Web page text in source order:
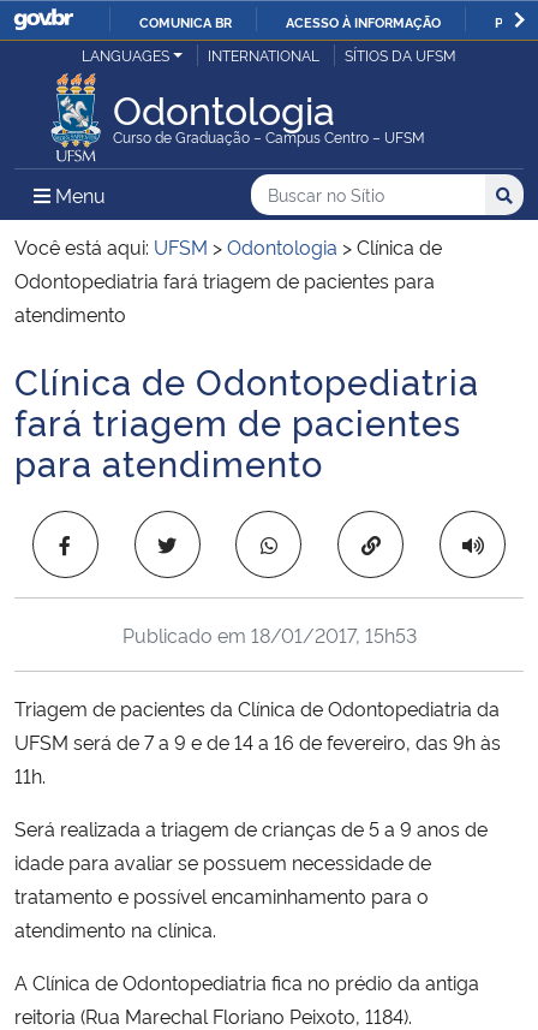
IR
O
COMUNICA BR ACESSO À INFORMAÇÃO
Ministério da Justiça e Segurança Pública
Ministério da Defesa
Ministério das Relações Exteriores
Ministério da Economia
Ministério da Infraestrutura
Ministério da Agricultura, Pecuária e Abastecimento
Ministério da Cidadania
Ministério da Ciência, Tecnologia, Inovações e Comunicações
Ministério do Turismo
Ministério do Desenvolvimento Regional
LANGUAGES INTERNATIONAL SÍTIOS DA UFSM
Odontologia
Curso de Graduação – Campus Centro – UFSM
Menu Menu Principal do Sítio
Busca
Buscar no no Sítio
Busca:
Você está aqui: UFSM >Odontologia >Clínica de
Odontopediatria fará triagem de pacientes para
atendimento
Início do conteúdo
Clínica de Odontopediatria
fará triagem de pacientes
para atendimento
Copiar para área
Publicado em 18/01/2017, 15h53
Triagem de pacientes da Clínica de Odontopediatria da
UFSM será de 7 a 9 e de 14 a 16 de fevereiro, das 9h às
11h.
Será realizada a triagem de crianças de 5 a 9 anos de
idade para avaliar se possuem necessidade de
tratamento e possível encaminhamento para o
atendimento na clínica.
A Clínica de Odontopediatria fica no prédio da antiga
reitoria (Rua Marechal Floriano Peixoto, 1184).